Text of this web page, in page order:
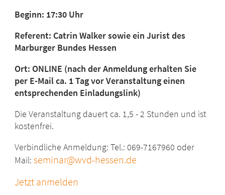
Beginn: 17:30 Uhr
Referent: Catrin Walker sowie ein Jurist des
Marburger Bundes Hessen
Ort: ONLINE (nach der Anmeldung erhalten Sie
per E-Mail ca. 1 Tag vor Veranstaltung einen
entsprechenden Einladungslink)
Die Veranstaltung dauert ca. 1,5 - 2 Stunden und ist
kostenfrei.
Verbindliche Anmeldung: Tel.: 069-7167960 oder
Mail:seminar@wvd-hessen.de
Jetzt anmelden